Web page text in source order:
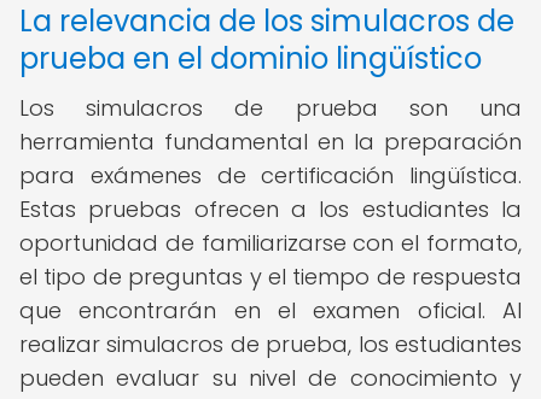
La relevancia de los simulacros de
prueba en el dominio lingüístico
Los simulacros de prueba son una
herramienta fundamental en la preparación
para exámenes de certificación lingüística.
Estas pruebas ofrecen a los estudiantes la
oportunidad de familiarizarse con el formato,
el tipo de preguntas y el tiempo de respuesta
que encontrarán en el examen oficial. Al
realizar simulacros de prueba, los estudiantes
pueden evaluar su nivel de conocimiento y